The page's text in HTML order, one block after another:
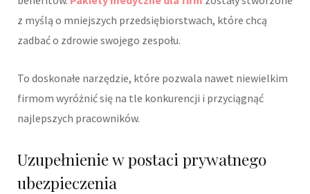
z myślą o mniejszych przedsiębiorstwach, które chcą
zadbać o zdrowie swojego zespołu.
To doskonałe narzędzie, które pozwala nawet niewielkim
firmom wyróżnić się na tle konkurencji i przyciągnąć
najlepszych pracowników.
Uzupełnienie w postaci prywatnego
ubezpieczenia